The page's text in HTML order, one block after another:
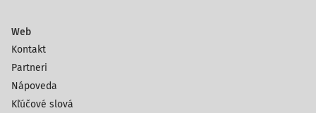
Web
Kontakt
Partneri
Nápoveda
Kľúčové slová